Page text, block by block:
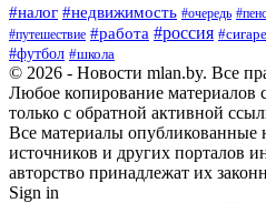
#налог #недвижимость #очередь
#путешествие #работа #россия
#футбол #школа
© 2026 - Новости mlan.by. Все
Любое копирование материалов
только с обратной активной
Все материалы опубликованные
источников и других порталов
авторство принадлежат их
Sign in